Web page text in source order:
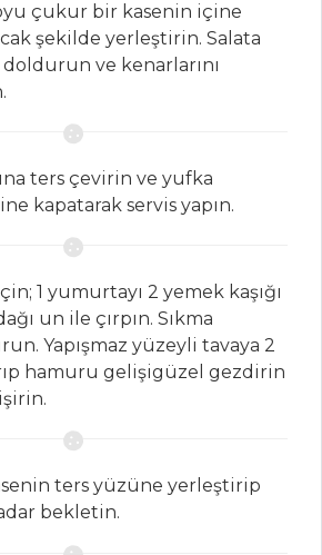
çukur bir kasenin içine
şekilde yerleştirin. Salata
doldurun ve kenarlarını
ters çevirin ve yufka
kapatarak servis yapın.
1 yumurtayı 2 yemek kaşığı
un ile çırpın. Sıkma
Yapışmaz yüzeyli tavaya 2
hamuru gelişigüzel gezdirin
ters yüzüne yerleştirip
bekletin.